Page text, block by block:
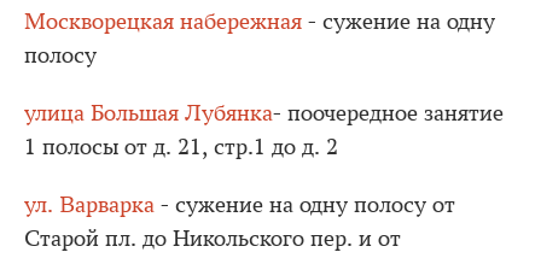
Москворецкая набережная - сужение на одну
полосу
улица Большая Лубянка- поочередное занятие
1 полосы от д. 21, стр.1 до д. 2
ул. Варварка - сужение на одну полосу от
Старой пл. до Никольского пер. и от